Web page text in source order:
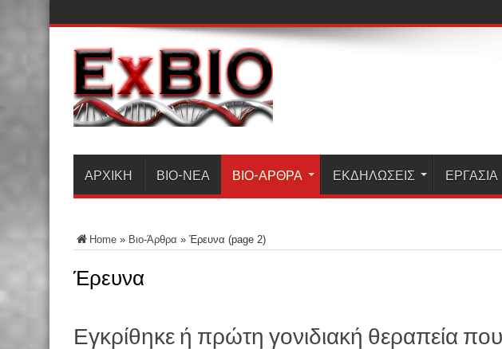
ΑΡΧΙΚΗ ΒΙΟ-ΝΈΑ ΒΙΟ-ΆΡΘΡΑ ΕΚΔΗΛΏΣΕΙΣ ΕΡΓΑΣΊΑ
Home » Βιο-Άρθρα » Έρευνα (page 2)
Έρευνα
Εγκρίθηκε ή πρώτη γονιδιακή θεραπεία που